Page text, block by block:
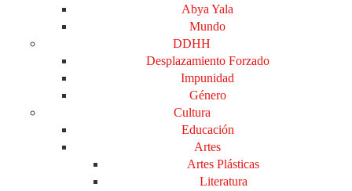
Abya Yala
Mundo
DDHH
Desplazamiento Forzado
Impunidad
Género
Cultura
Educación
Artes
Artes Plásticas
Literatura